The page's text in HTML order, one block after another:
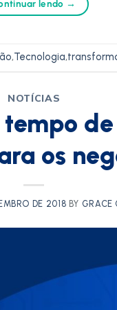
lendo →
,Tecnologia,
NOTÍCIAS
os
DE 2018 BY GRACE